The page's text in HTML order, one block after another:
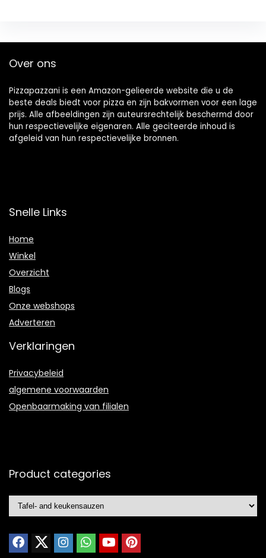
Over ons
Pizzapazzani is een Amazon-gelieerde website die u de
beste deals biedt voor pizza en zijn bakvormen voor een lage
prijs. Alle afbeeldingen zijn auteursrechtelijk beschermd door
hun respectievelijke eigenaren. Alle geciteerde inhoud is
afgeleid van hun respectievelijke bronnen.
Snelle Links
Home
Winkel
Overzicht
Blogs
Onze webshops
Adverteren
Verklaringen
Privacybeleid
algemene voorwaarden
Openbaarmaking van filialen
Product categories